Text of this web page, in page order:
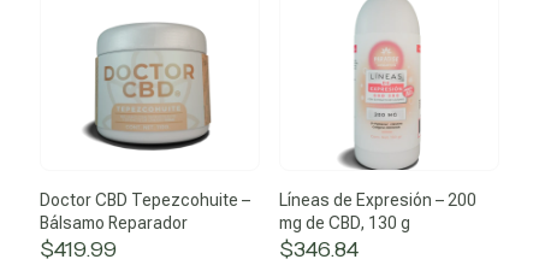
Doctor CBD Tepezcohuite –
Bálsamo Reparador
$419.99
Líneas de Expresión – 200
mg de CBD, 130 g
$346.84